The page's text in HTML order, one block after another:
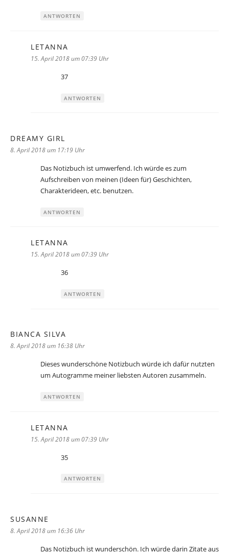
ANTWORTEN
LETANNA
15. April 2018 um 07:39 Uhr
37
ANTWORTEN
DREAMY GIRL
8. April 2018 um 17:19 Uhr
Das Notizbuch ist umwerfend. Ich würde es zum
Aufschreiben von meinen (Ideen für) Geschichten,
Charakterideen, etc. benutzen.
ANTWORTEN
LETANNA
15. April 2018 um 07:39 Uhr
36
ANTWORTEN
BIANCA SILVA
8. April 2018 um 16:38 Uhr
Dieses wunderschöne Notizbuch würde ich dafür nutzten
um Autogramme meiner liebsten Autoren zusammeln.
ANTWORTEN
LETANNA
15. April 2018 um 07:39 Uhr
35
ANTWORTEN
SUSANNE
8. April 2018 um 16:36 Uhr
Das Notizbuch ist wunderschön. Ich würde darin Zitate aus